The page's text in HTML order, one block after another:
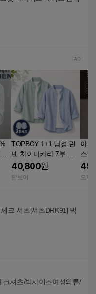
TOPBOY 1+1 남성 린
넨 차이나카라 7부 셔
츠 빅사이즈 여름 남방
(TC003)
40,800원
탑보이
아파
스락
즈
오까
크 셔츠[셔츠DRK91] 빅
크셔츠/빅사이즈여성의류/